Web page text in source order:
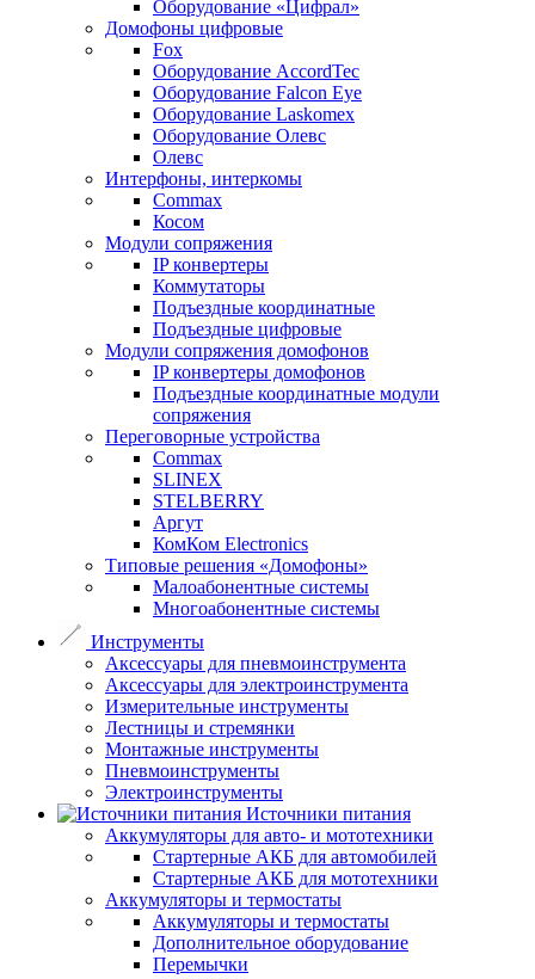
Оборудование «Цифрал»
Домофоны цифровые
Fox
Оборудование AccordTec
Оборудование Falcon Eye
Оборудование Laskomex
Оборудование Олевс
Олевс
Интерфоны, интеркомы
Commax
Косом
Модули сопряжения
IP конвертеры
Коммутаторы
Подъездные координатные
Подъездные цифровые
Модули сопряжения домофонов
IP конвертеры домофонов
Подъездные координатные модули
сопряжения
Переговорные устройства
Commax
SLINEX
STELBERRY
Аргут
КомКом Electronics
Типовые решения «Домофоны»
Малоабонентные системы
Многоабонентные системы
Инструменты
Аксессуары для пневмоинструмента
Аксессуары для электроинструмента
Измерительные инструменты
Лестницы и стремянки
Монтажные инструменты
Пневмоинструменты
Электроинструменты
Источники питания
Аккумуляторы для авто- и мототехники
Стартерные АКБ для автомобилей
Стартерные АКБ для мототехники
Аккумуляторы и термостаты
Аккумуляторы и термостаты
Дополнительное оборудование
Перемычки